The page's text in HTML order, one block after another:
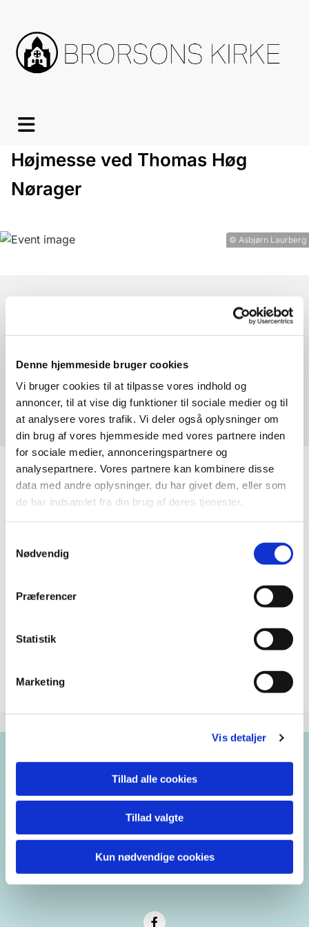
Denne hjemmeside bruger cookies
Vi bruger cookies til at tilpasse vores indhold og
annoncer, til at vise dig funktioner til sociale medier og til
at analysere vores trafik. Vi deler også oplysninger om
din brug af vores hjemmeside med vores partnere inden
for sociale medier, annonceringspartnere og
analysepartnere. Vores partnere kan kombinere disse
data med andre oplysninger, du har givet dem, eller som
de har indsamlet fra din brug af deres tjenester.
Nødvendig
Præferencer
Statistik
Marketing
Vis detaljer
Tillad alle cookies
Tillad valgte
Kun nødvendige cookies
Højmesse ved Thomas Høg
Nørager
© Asbjørn Laurberg
Søndag 20. oktober 2024, kl. 10:30
2200 København N
Thomas Høg Nørager
Brorsons Kirke
Rantzausgade 49
35 35 98 22